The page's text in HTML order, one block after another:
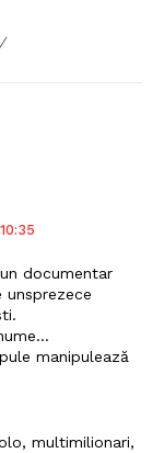
documentar
manipulează
multimilionari,